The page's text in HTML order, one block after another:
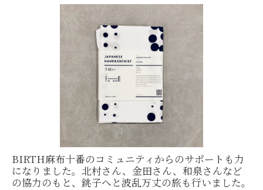
BIRTH麻布十番のコミュニティからのサポートも力
になりました。北村さん、金田さん、和泉さんなど
の協力のもと、銚子へと波乱万丈の旅も行いました。